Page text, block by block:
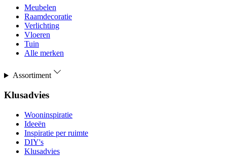
Meubelen
Raamdecoratie
Verlichting
Vloeren
Tuin
Alle merken
Assortiment
Klusadvies
Wooninspiratie
Ideeën
Inspiratie per ruimte
DIY's
Klusadvies